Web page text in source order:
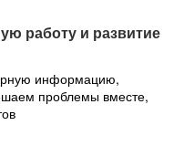
работу и развитие
информацию,
проблемы вместе,